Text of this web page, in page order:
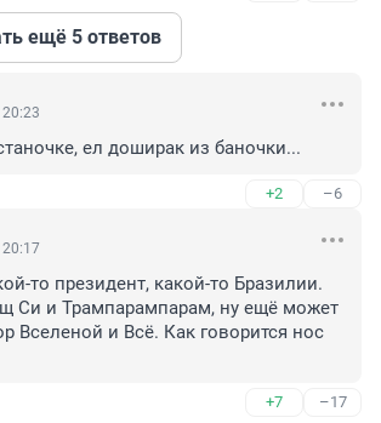
ещё 5 ответов
ел доширак из баночки...
+2 –6
то президент, какой-то Бразилии.
Си и Трампарампарам, ну ещё может
Вселеной и Всё. Как говорится нос
+7 –17